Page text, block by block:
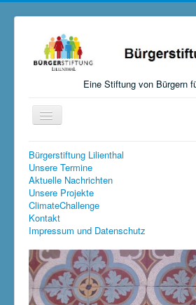
Eine Stiftung von Bürgern
Navigation
an/aus
Startseite
Aktuelles
Über uns
Mitmachen, Spenden, Stiften
Links
Versteigerungen
Bürgerstiftung Lilienthal
Unsere Termine
Aktuelle Nachrichten
Unsere Projekte
ClimateChallenge
Kontakt
Impressum und Datenschutz